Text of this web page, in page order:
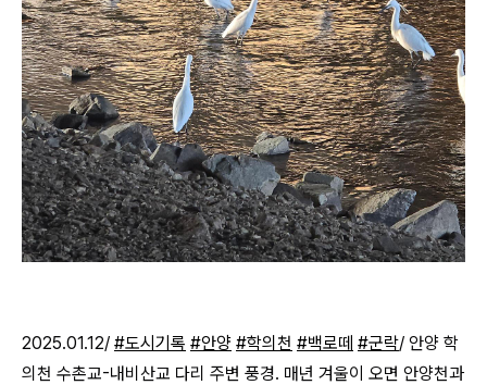
2025.01.12/ #도시기록 #안양 #학의천 #백로떼 #군락/ 안양 학
의천 수촌교-내비산교 다리 주변 풍경. 매년 겨울이 오면 안양천과